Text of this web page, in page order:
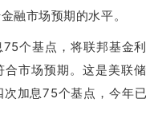
融市场预期的水平。
个基点，将联邦基金利
市场预期。这是美联储
加息75个基点，今年已